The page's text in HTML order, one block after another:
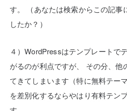
す。
（あなたは検索からこの記
したか？）
４）WordPressはテンプレートで
がるのが利点ですが、
その分、他
てきてしまいます（特に無料テーマ
を差別化するならやはり有料テン